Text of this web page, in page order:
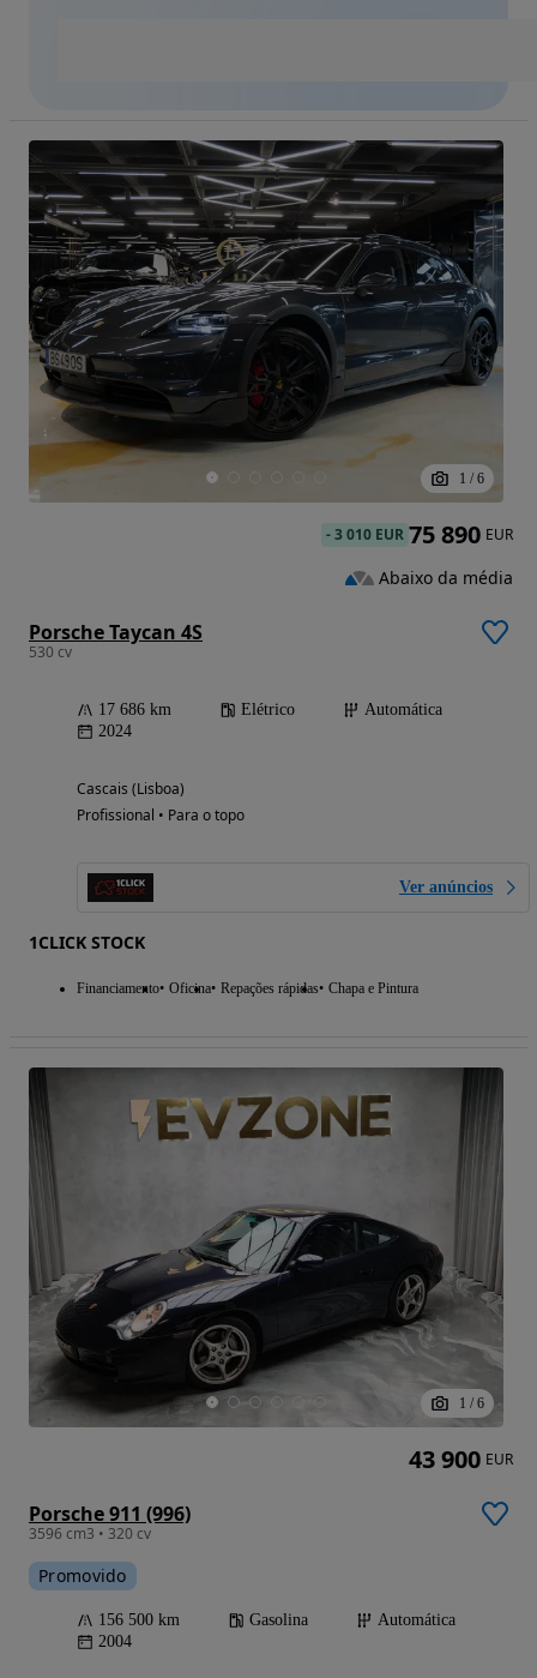
1 / 6
Porsche Taycan 4S
530 cv
17 686 km Elétrico
Automática
2024
Cascais (Lisboa)
Profissional • Para o topo
Ver anúncios
1CLICK STOCK
Financiamento Oficina Repações rápidas Chapa e Pintura
-3 010 EUR 75 890 EUR
Abaixo da média
1 / 6
Porsche 911 (996)
3596 cm3 • 320 cv
Promovido
156 500 km Gasolina
Automática
2004
43 900 EUR